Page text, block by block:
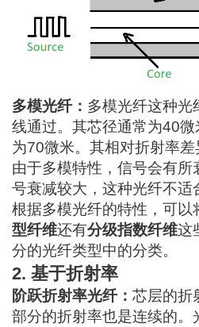
多模光纤： 多模光纤这种光
线通过。其芯径通常为40微
为70微米。其相对折射率差
由于多模特性，信号会有所
号衰减较大，这种光纤不适
根据多模光纤的特性，可以
型纤维还有分级指数纤维这
分的光纤类型中的分类。
2. 基于折射率
阶跃折射率光纤：芯层的折
部分的折射率也是连续的。